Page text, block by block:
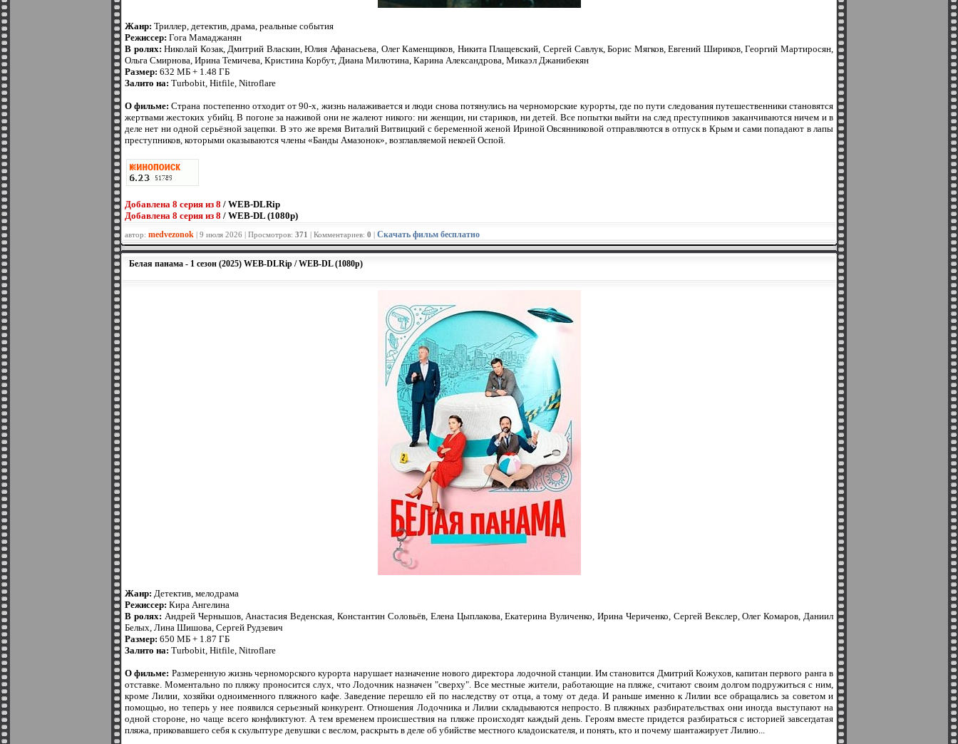
Жанр: Триллер, детектив, драма, реальные события
Режиссер: Гога Мамаджанян
В ролях: Николай Козак, Дмитрий Власкин, Юлия Афанасьева, Олег Каменщиков, Никита Плащевский, Сергей Савлук, Борис Мягков, Евгений Шириков, Георгий Мартиросян,
Ольга Смирнова, Ирина Темичева, Кристина Корбут, Диана Милютина, Карина Александрова, Микаэл Джанибекян
Размер: 632 МБ + 1.48 ГБ
Залито на: Turbobit, Hitfile, Nitroflare
О фильме: Страна постепенно отходит от 90-х, жизнь налаживается и люди снова потянулись на черноморские курорты, где по пути следования путешественники становятся
жертвами жестоких убийц. В погоне за наживой они не жалеют никого: ни женщин, ни стариков, ни детей. Все попытки выйти на след преступников заканчиваются ничем и в
деле нет ни одной серьёзной зацепки. В это же время Виталий Витвицкий с беременной женой Ириной Овсянниковой отправляются в отпуск в Крым и сами попадают в лапы
преступников, которыми оказываются члены «Банды Амазонок», возглавляемой некоей Оспой.
Добавленa 8 серия из 8 / WEB-DLRip
Добавленa 8 серия из 8 / WEB-DL (1080p)
автор: medvezonok | 9 июля 2026 | Просмотров: 371 | Комментариев: 0 | Скачать фильм бесплатно
Белая панама - 1 сезон (2025) WEB-DLRip / WEB-DL (1080p)
Жанр: Детектив, мелодрама
Режиссер: Кира Ангелина
В ролях: Андрей Чернышов, Анастасия Веденская, Константин Соловьёв, Елена Цыплакова, Екатерина Вуличенко, Ирина Чериченко, Сергей Векслер, Олег Комаров, Даниил
Белых, Лина Шишова, Сергей Рудзевич
Размер: 650 МБ + 1.87 ГБ
Залито на: Turbobit, Hitfile, Nitroflare
О фильме: Размеренную жизнь черноморского курорта нарушает назначение нового директора лодочной станции. Им становится Дмитрий Кожухов, капитан первого ранга в
отставке. Моментально по пляжу проносится слух, что Лодочник назначен "сверху". Все местные жители, работающие на пляже, считают своим долгом подружиться с ним,
кроме Лилии, хозяйки одноименного пляжного кафе. Заведение перешло ей по наследству от отца, а тому от деда. И раньше именно к Лилии все обращались за советом и
помощью, но теперь у нее появился серьезный конкурент. Отношения Лодочника и Лилии складываются непросто. В пляжных разбирательствах они иногда выступают на
одной стороне, но чаще всего конфликтуют. А тем временем происшествия на пляже происходят каждый день. Героям вместе придется разбираться с историей завсегдатая
пляжа, приковавшего себя к скульптуре девушки с веслом, раскрыть в деле об убийстве местного кладоискателя, и понять, кто и почему шантажирует Лилию...